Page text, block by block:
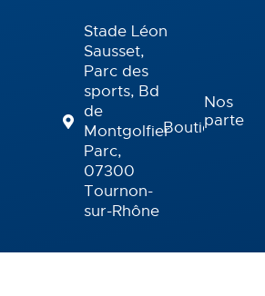
Boutique
Nos
Stade Léon
Sausset,
Parc des
sports, Bd
de
Montgolfier
Parc,
07300
Tournon-
sur-Rhône